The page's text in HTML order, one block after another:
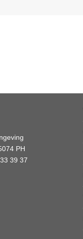
PH
39 37